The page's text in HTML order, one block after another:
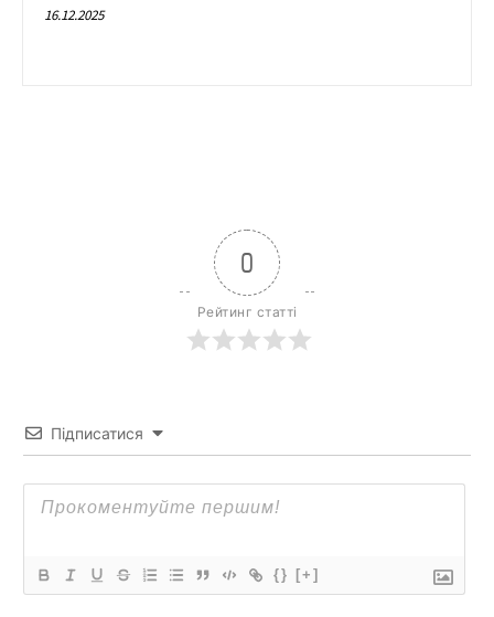
16.12.2025
0
Рейтинг статті
Підписатися
{} [+]